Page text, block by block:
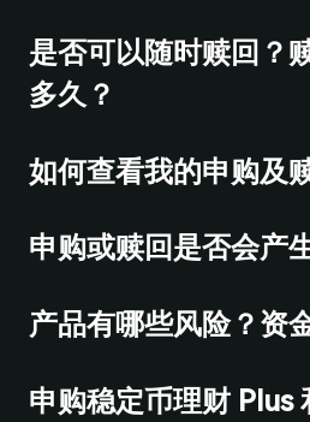
是否可以随时赎回？
多久？
如何查看我的申购及
申购或赎回是否会产
产品有哪些风险？资
申购稳定币理财 Plus